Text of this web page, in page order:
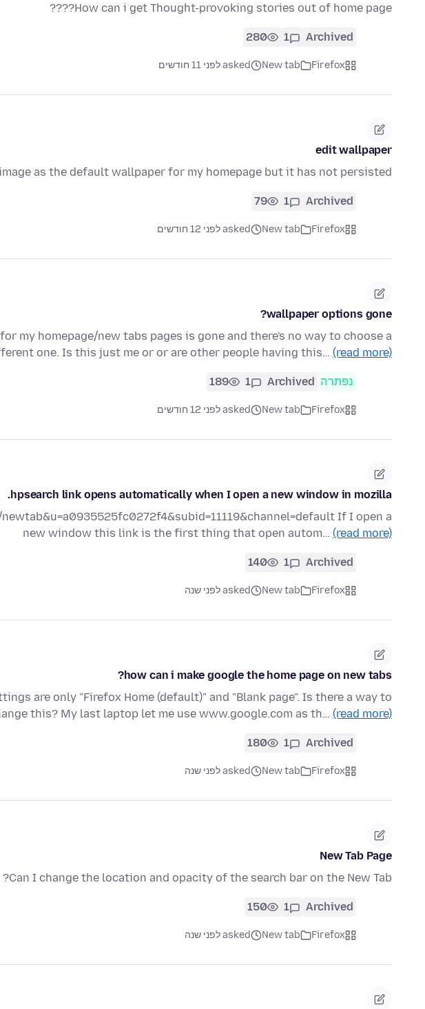
How can i get Thought-provoking stories out of home page????
Archived
1
280
Firefox
New tab asked לפני 11 חודשים
edit wallpaper
as the default wallpaper for my homepage but it has not persisted.
Archived
1
79
Firefox
New tab asked לפני 12 חודשים
wallpaper options gone?
my homepage/new tabs pages is gone and there's no way to choose a
one. Is this just me or or are other people having this… (read more)
נפתרה Archived
1
189
Firefox
New tab asked לפני 12 חודשים
hpsearch link opens automatically when I open a new window in mozilla.
If I open a
new window this link is the first thing that open autom… (read more)
Archived
1
140
Firefox
New tab asked לפני שנה
how can i make google the home page on new tabs?
are only "Firefox Home (default)" and "Blank page". Is there a way to
this? My last laptop let me use www.google.com as th… (read more)
Archived
1
180
Firefox
New tab asked לפני שנה
New Tab Page
Can I change the location and opacity of the search bar on the New Tab?
Archived
1
150
Firefox
New tab asked לפני שנה